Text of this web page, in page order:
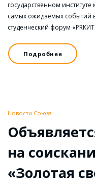
государственном
самых ожидаемых событий
студенческий форум
Подробнее
Новости Союза
на
«Золотая